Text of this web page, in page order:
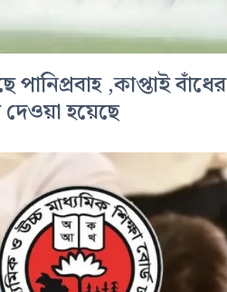
পানিপ্রবাহ ,কাপ্তাই
হয়েছে